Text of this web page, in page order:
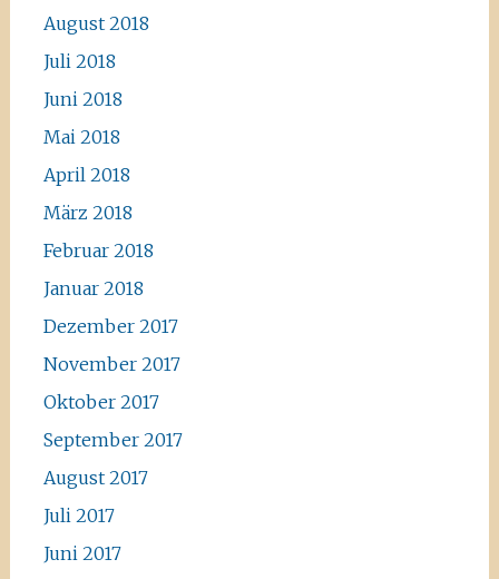
August 2018
Juli 2018
Juni 2018
Mai 2018
April 2018
März 2018
Februar 2018
Januar 2018
Dezember 2017
November 2017
Oktober 2017
September 2017
August 2017
Juli 2017
Juni 2017